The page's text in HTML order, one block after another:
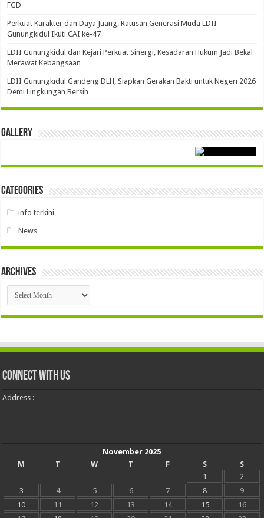
FGD
Perkuat Karakter dan Daya Juang, Ratusan Generasi Muda LDII
Gunungkidul Ikuti CAI ke-47
LDII Gunungkidul dan Kejari Perkuat Sinergi, Kesadaran Hukum Jadi Bekal
Merawat Kebangsaan
LDII Gunungkidul Gandeng DLH, Siapkan Gerakan Bakti untuk Negeri 2026
Demi Lingkungan Bersih
Gallery
Categories
info terkini
News
Archives
Archives
Connect With Us
Address :
November 2025
M
T W T F S
S
1
2
3
4 5 6 7 8
9
10
11 12 13 14 15
16